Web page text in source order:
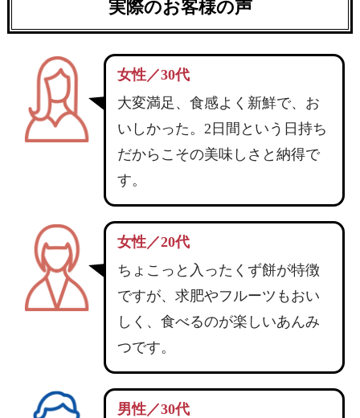
実際のお客様の声
女性／30代
大変満足、食感よく新鮮で、お
いしかった。2日間という日持ち
だからこその美味しさと納得で
す。
女性／20代
ちょこっと入ったくず餅が特徴
ですが、求肥やフルーツもおい
しく、食べるのが楽しいあんみ
つです。
男性／30代